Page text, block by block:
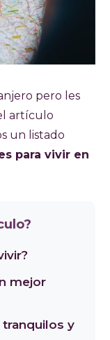
pero les
artículo
un listado
para vivir en
mejor
tranquilos y